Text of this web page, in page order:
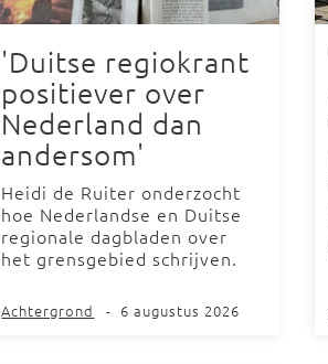
'Duitse regiokrant
positiever over
Nederland dan
andersom'
Heidi de Ruiter onderzocht
hoe Nederlandse en Duitse
regionale dagbladen over
het grensgebied schrijven.
Achtergrond - 6 augustus 2026